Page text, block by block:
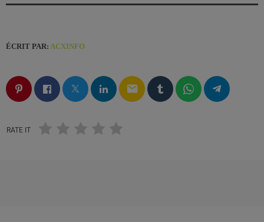
ÉCRIT PAR: ACXINFO
email
RATE IT